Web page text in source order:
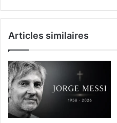
Articles similaires